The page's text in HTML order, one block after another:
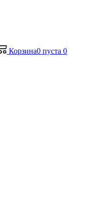
Корзина0 пуста 0